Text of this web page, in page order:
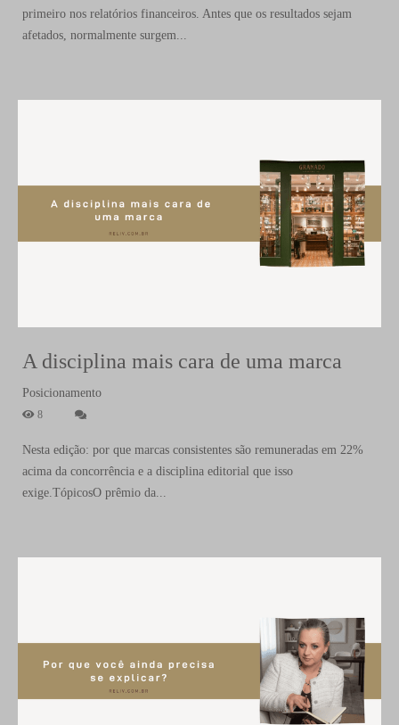
primeiro nos relatórios financeiros. Antes que os resultados sejam
afetados, normalmente surgem...
A disciplina mais cara de uma marca
Posicionamento
8
Nesta edição: por que marcas consistentes são remuneradas em 22%
acima da concorrência e a disciplina editorial que isso
exige.TópicosO prêmio da...